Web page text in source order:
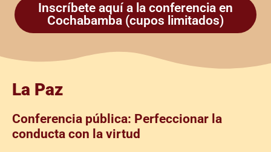
Inscríbete aquí a la conferencia en
Cochabamba (cupos limitados)
La Paz
Conferencia pública: Perfeccionar la
conducta con la virtud